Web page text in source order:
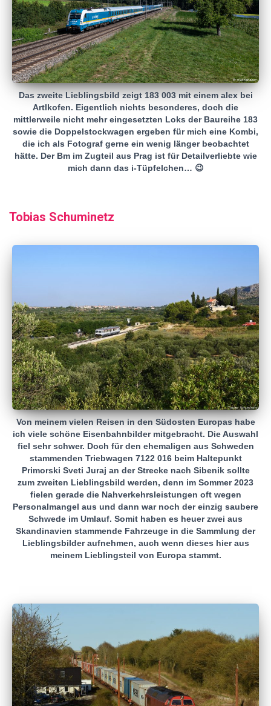
Das zweite Lieblingsbild zeigt 183 003 mit einem alex bei
Artlkofen. Eigentlich nichts besonderes, doch die
mittlerweile nicht mehr eingesetzten Loks der Baureihe 183
sowie die Doppelstockwagen ergeben für mich eine Kombi,
die ich als Fotograf gerne ein wenig länger beobachtet
hätte. Der Bm im Zugteil aus Prag ist für Detailverliebte wie
mich dann das i-Tüpfelchen… 😉
Tobias Schuminetz
Von meinem vielen Reisen in den Südosten Europas habe
ich viele schöne Eisenbahnbilder mitgebracht. Die Auswahl
fiel sehr schwer. Doch für den ehemaligen aus Schweden
stammenden Triebwagen 7122 016 beim Haltepunkt
Primorski Sveti Juraj an der Strecke nach Sibenik sollte
zum zweiten Lieblingsbild werden, denn im Sommer 2023
fielen gerade die Nahverkehrsleistungen oft wegen
Personalmangel aus und dann war noch der einzig saubere
Schwede im Umlauf. Somit haben es heuer zwei aus
Skandinavien stammende Fahrzeuge in die Sammlung der
Lieblingsbilder aufnehmen, auch wenn dieses hier aus
meinem Lieblingsteil von Europa stammt.